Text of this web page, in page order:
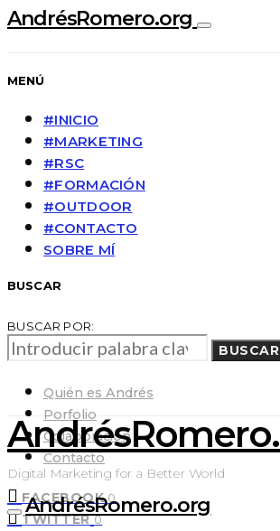
AndrésRomero.org
MENÚ
#INICIO
#MARKETING
#RSC
#FORMACIÓN
#OUTDOOR
#CONTACTO
SOBRE MÍ
BUSCAR
BUSCAR POR:
BUSCAR
Quién es Andrés
Porfolio
Colaboración
Contacto
FACEBOOK 0
TWITTER 0
Digital Marketing for a Better World
AndrésRomero.org